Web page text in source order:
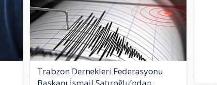
Trabzon Dernekleri Federasyonu